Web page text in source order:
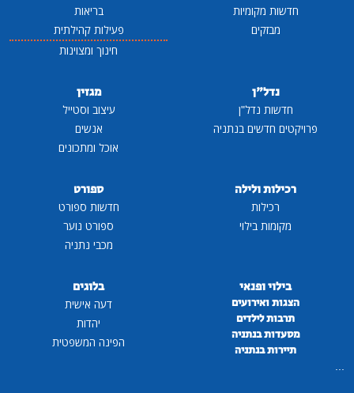
חדשות מקומיות
מבזקים
בריאות
פעילות קהילתית
חינוך ומצוינות
נדל"ן
חדשות נדל"ן
פרויקטים חדשים בנתניה
מגזין
עיצוב וסטייל
אנשים
אוכל ומתכונים
רכילות ולילה
רכילות
מקומות בילוי
ספורט
חדשות ספורט
ספורט נוער
מכבי נתניה
בילוי ופנאי
הצגות ואירועים
תרבות לילדים
מסעדות בנתניה
תיירות בנתניה
...
בלוגים
דעה אישית
יהדות
הפינה המשפטית